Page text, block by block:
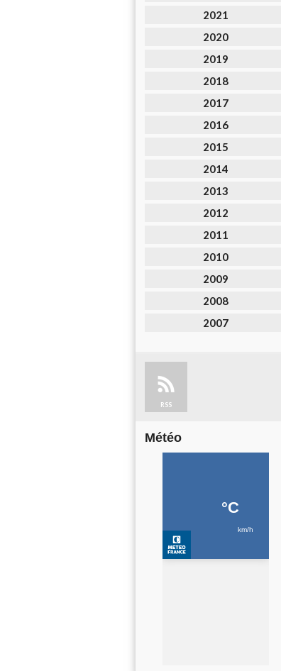
2021
2020
2019
2018
2017
2016
2015
2014
2013
2012
2011
2010
2009
2008
2007
RSS
Météo